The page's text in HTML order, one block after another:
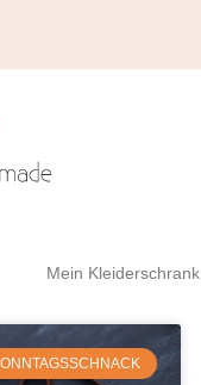
Mein Kleiderschrank